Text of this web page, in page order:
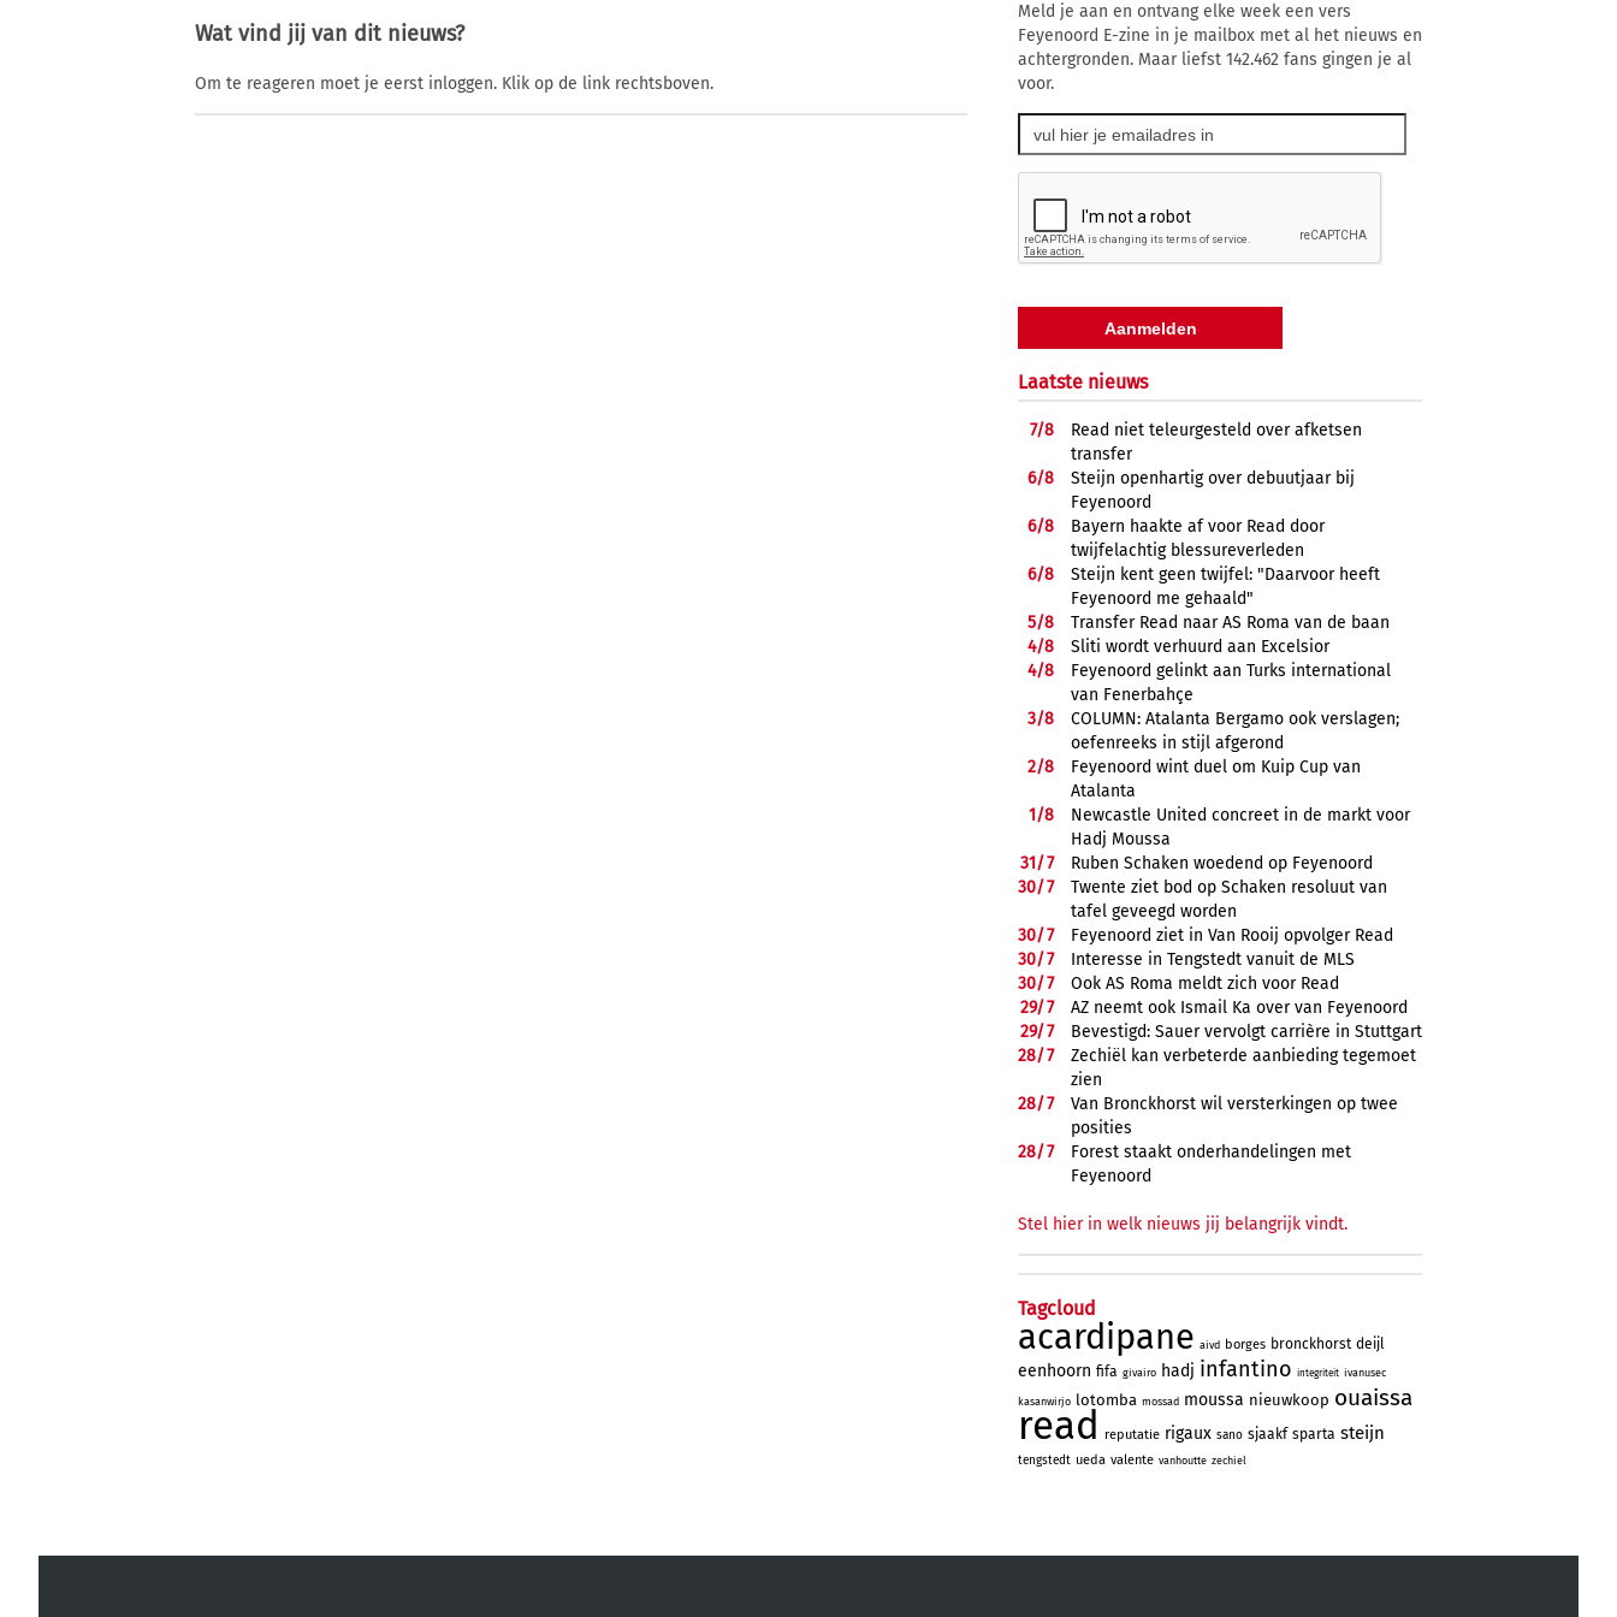
Wat vind jij van dit nieuws?
Om te reageren moet je eerst inloggen. Klik op de link rechtsboven.
Meld je aan en ontvang elke week een vers
Feyenoord E-zine in je mailbox met al het nieuws en
achtergronden. Maar liefst 142.462 fans gingen je al
voor.
Laatste nieuws
7/8
Read niet teleurgesteld over afketsen
transfer
6/8
Steijn openhartig over debuutjaar bij
Feyenoord
6/8
Bayern haakte af voor Read door
twijfelachtig blessureverleden
6/8
Steijn kent geen twijfel: "Daarvoor heeft
Feyenoord me gehaald"
5/8
Transfer Read naar AS Roma van de baan
4/8
Sliti wordt verhuurd aan Excelsior
4/8
Feyenoord gelinkt aan Turks international
van Fenerbahçe
3/8
COLUMN: Atalanta Bergamo ook verslagen;
oefenreeks in stijl afgerond
2/8
Feyenoord wint duel om Kuip Cup van
Atalanta
1/8
Newcastle United concreet in de markt voor
Hadj Moussa
31/7
Ruben Schaken woedend op Feyenoord
30/7
Twente ziet bod op Schaken resoluut van
tafel geveegd worden
30/7
Feyenoord ziet in Van Rooij opvolger Read
30/7
Interesse in Tengstedt vanuit de MLS
30/7
Ook AS Roma meldt zich voor Read
29/7
AZ neemt ook Ismail Ka over van Feyenoord
29/7
Bevestigd: Sauer vervolgt carrière in Stuttgart
28/7
Zechiël kan verbeterde aanbieding tegemoet
zien
28/7
Van Bronckhorst wil versterkingen op twee
posities
28/7
Forest staakt onderhandelingen met
Feyenoord
Stel hier in welk nieuws jij belangrijk vindt.
Tagcloud
acardipane aivd borges bronckhorst deijl
eenhoorn fifa givairo hadj infantino integriteit ivanusec
kasanwirjo lotomba mossad moussa nieuwkoop ouaissa
read reputatie rigaux sano sjaakf sparta steijn
tengstedt ueda valente vanhoutte zechiel